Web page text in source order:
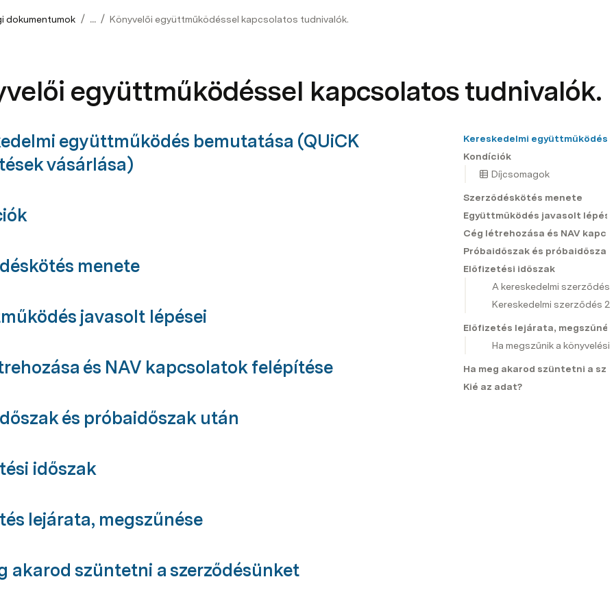
dokumentumok / ... / Könyvelői együttműködéssel kapcsolatos tudnivalók.
együttműködéssel kapcsolatos tudnivalók.
együttműködés bemutatása (QUiCK
vásárlása)
menete
javasolt lépései
és NAV kapcsolatok felépítése
és próbaidőszak után
időszak
lejárata, megszűnése
akarod szüntetni a szerződésünket
Kereskedelmi együttműködés
Kondíciók
Díjcsomagok
Szerződéskötés menete
Együttműködés javasolt
Cég létrehozása és NAV
Próbaidőszak és
Előfizetési időszak
A kereskedelmi szerződés
Kereskedelmi szerződés
Előfizetés lejárata,
Ha megszűnik a
Ha meg akarod szüntetni a
Kié az adat?